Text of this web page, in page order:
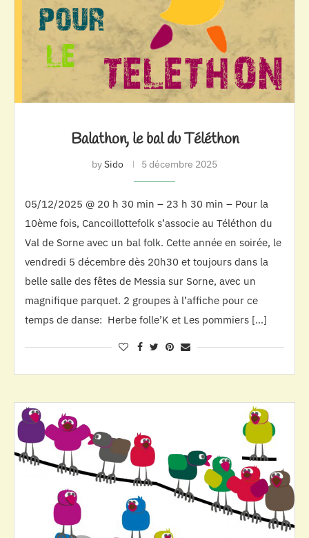
Balathon, le bal du Téléthon
bySido 5 décembre 2025
05/12/2025 @ 20 h 30 min – 23 h 30 min – Pour la
10ème fois, Cancoillottefolk s’associe au Téléthon du
Val de Sorne avec un bal folk. Cette année en soirée, le
vendredi 5 décembre dès 20h30 et toujours dans la
belle salle des fêtes de Messia sur Sorne, avec un
magnifique parquet. 2 groupes à l’affiche pour ce
temps de danse: Herbe folle’K et Les pommiers […]